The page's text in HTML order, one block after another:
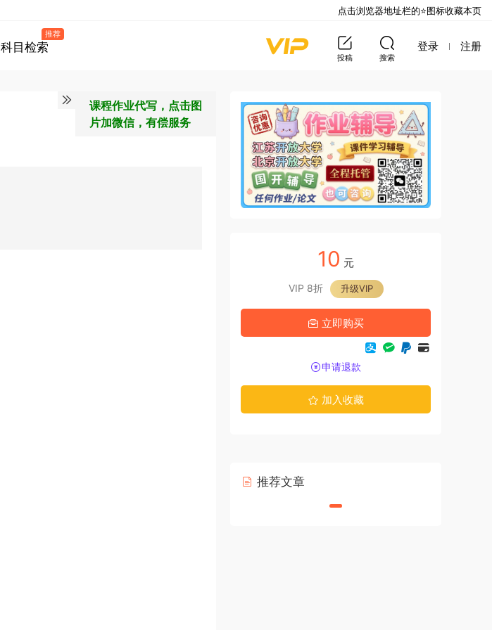
科目检索
推荐
投稿 搜索
登录 注册
课程作业代写，点击图
片加微信，有偿服务
10 元
VIP 8折 升级VIP
立即购买
申请退款
加入收藏
推荐文章
点击浏览器地址栏的⭐图标收藏本页